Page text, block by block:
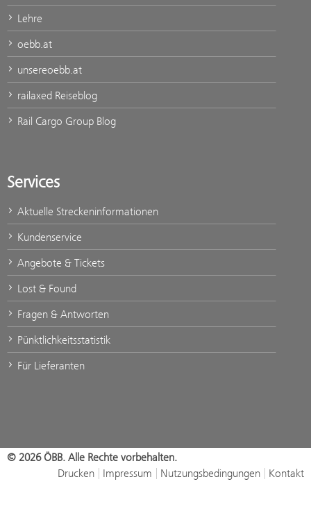
Lehre
oebb.at
unsereoebb.at
railaxed Reiseblog
Rail Cargo Group Blog
Services
Aktuelle Streckeninformationen
Kundenservice
Angebote & Tickets
Lost & Found
Fragen & Antworten
Pünktlichkeitsstatistik
Für Lieferanten
© 2026 ÖBB. Alle Rechte vorbehalten.
Drucken
Impressum Nutzungsbedingungen Kontakt